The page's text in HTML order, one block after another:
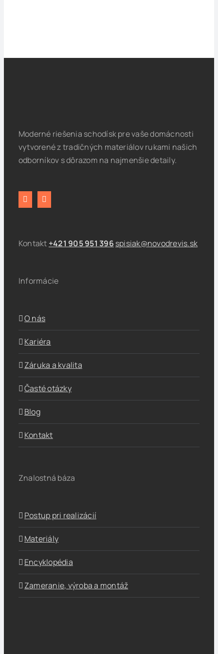
Moderné riešenia schodísk pre vaše domácnosti
vytvorené z tradičných materiálov rukami našich
odborníkov s dôrazom na najmenšie detaily.
Kontakt +421 905 951 396 spisiak@novodrevis.sk
Informácie
O nás
Kariéra
Záruka a kvalita
Časté otázky
Blog
Kontakt
Znalostná báza
Postup pri realizácií
Materiály
Encyklopédia
Zameranie, výroba a montáž